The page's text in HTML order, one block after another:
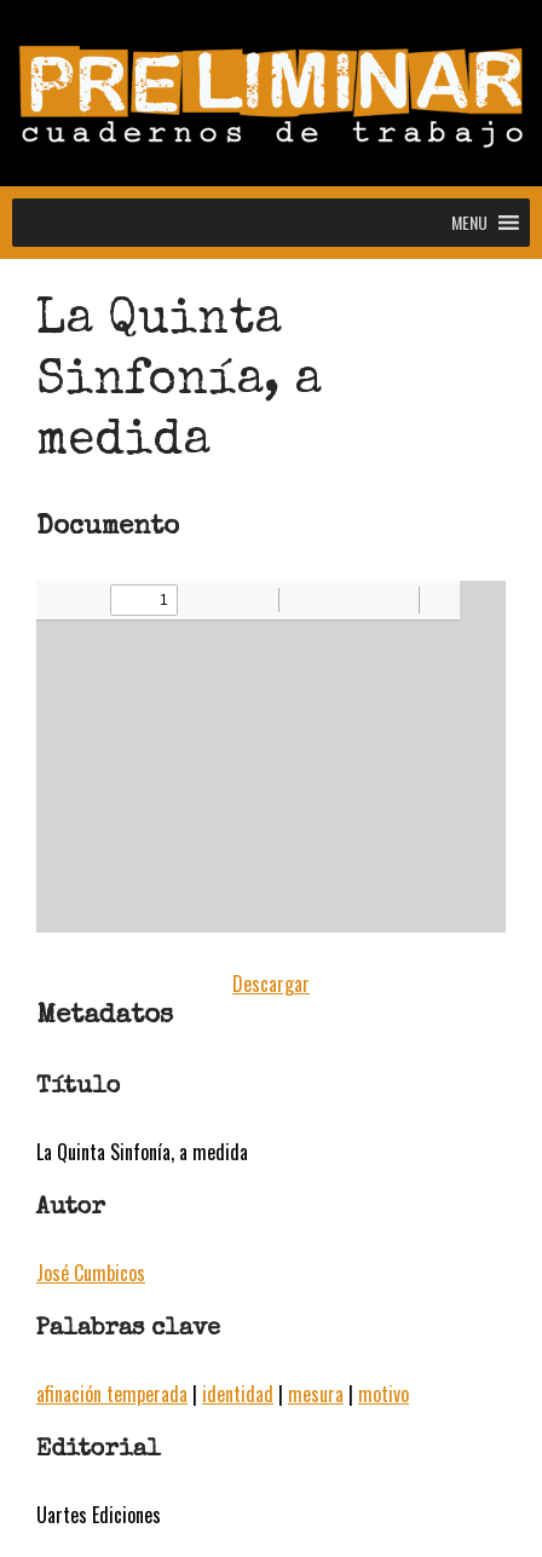
Convocatoria abierta para la colección
Convocatoria Preliminar: 3ra
MENU
La Quinta
Sinfonía, a
medida
Documento
Descargar
Metadatos
Título
La Quinta Sinfonía, a medida
Autor
José Cumbicos
Palabras clave
afinación temperada | identidad | mesura | motivo
Editorial
Uartes Ediciones